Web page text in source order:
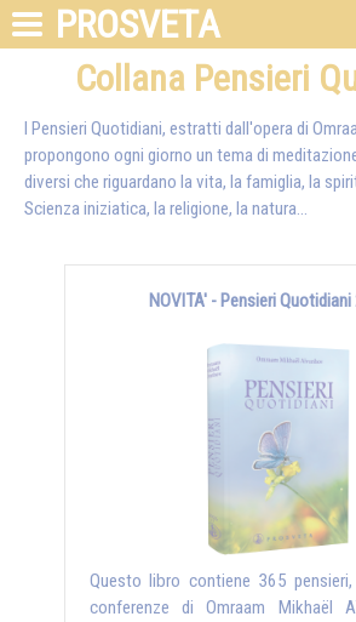
PROSVETA
Collana Pensieri
I Pensieri Quotidiani, estratti dall'opera di
propongono ogni giorno un tema di
diversi che riguardano la vita, la famiglia, la
Scienza iniziatica, la religione, la natura…
NOVITA' - Pensieri
Questo libro contiene 365
conferenze di Omraam Mikhaël